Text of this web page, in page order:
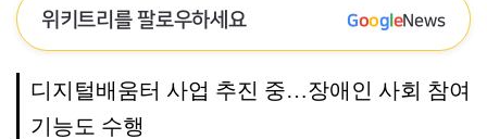
위키트리를 팔로우하세요 GoogleNews
디지털배움터 사업 추진 중…장애인 사회 참여
기능도 수행